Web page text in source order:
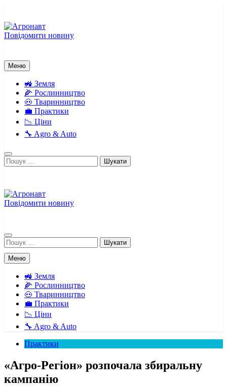
вмісту
Повідомити новину
Меню
🚜 Земля
🌽 Рослинництво
🐽 Тваринництво
💼 Практики
📉 Ціни
🔧 Agro & Auto
Пошук:
Повідомити новину
Пошук:
Меню
🚜 Земля
🌽 Рослинництво
🐽 Тваринництво
💼 Практики
📉 Ціни
🔧 Agro & Auto
Практики
«Агро-Регіон» розпочала збиральну
кампанію